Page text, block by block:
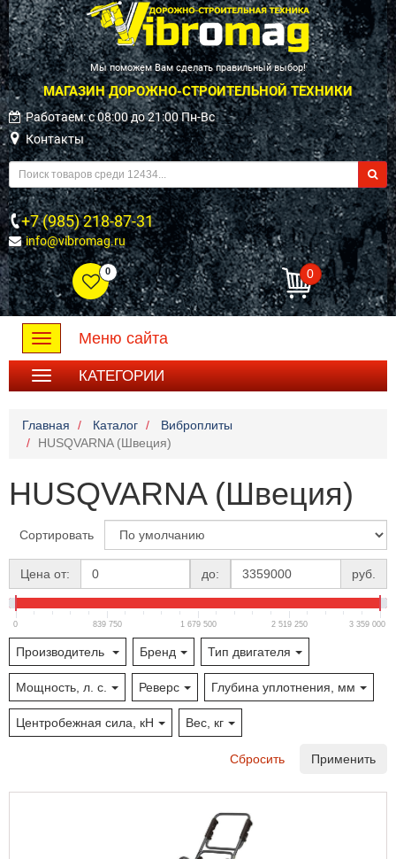
Мы поможем Вам сделать правильный выбор!
МАГАЗИН ДОРОЖНО-СТРОИТЕЛЬНОЙ ТЕХНИКИ
Работаем: c 08:00 до 21:00 Пн-Вс
Контакты
+7 (985) 218-87-31
info@vibromag.ru
0 0
Toggle
navigation
Меню сайта
КАТЕГОРИИ
Главная Каталог
Виброплиты
HUSQVARNA (Швеция)
HUSQVARNA (Швеция)
Сортировать
Цена от: до: руб.
0 839 750 1 679 500 2 519 250 3 359 000
Производитель Бренд Тип двигателя
Мощность, л. с. Реверс Глубина уплотнения, мм
Центробежная сила, кН Вес, кг
Сбросить Применить